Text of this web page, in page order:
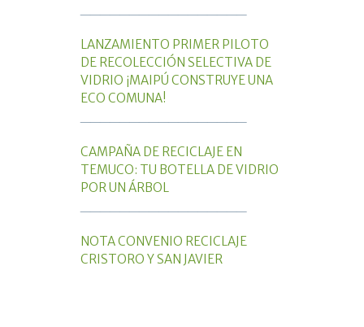
LANZAMIENTO PRIMER PILOTO
DE RECOLECCIÓN SELECTIVA DE
VIDRIO ¡MAIPÚ CONSTRUYE UNA
ECO COMUNA!
CAMPAÑA DE RECICLAJE EN
TEMUCO: TU BOTELLA DE VIDRIO
POR UN ÁRBOL
NOTA CONVENIO RECICLAJE
CRISTORO Y SAN JAVIER